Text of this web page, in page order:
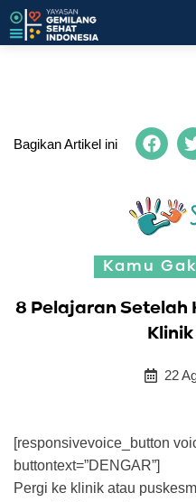
Bagikan Artikel ini
Kamu
8 Pelajaran Setelah
22
[responsivevoice_button
buttontext=”DENGAR”]
Pergi ke klinik atau